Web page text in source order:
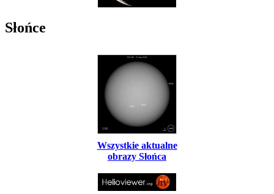
Słońce
Wszystkie aktualne
obrazy Słońca